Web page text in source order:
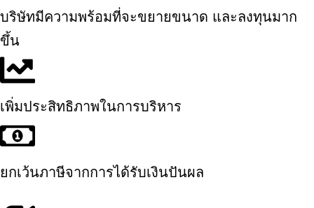
บริษัทมีความพร้อมที่จะขยายขนาด และลงทุนมาก
ขึ้น
เพิ่มประสิทธิภาพในการบริหาร
ยกเว้นภาษีจากการได้รับเงินปันผล